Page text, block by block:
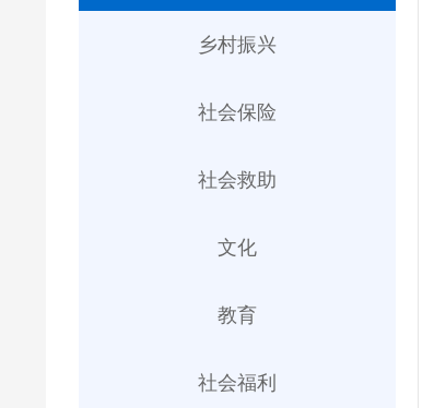
乡村振兴
社会保险
社会救助
文化
教育
社会福利